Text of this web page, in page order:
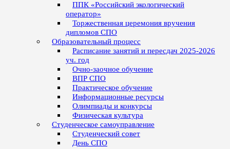
ППК «Российский экологический
оператор»
Торжественная церемония вручения
дипломов СПО
Образовательный процесс
Расписание занятий и пересдач 2025-2026
уч. год
Очно-заочное обучение
ВПР СПО
Практическое обучение
Информационные ресурсы
Олимпиады и конкурсы
Физическая культура
Студенческое самоуправление
Студенческий совет
День СПО